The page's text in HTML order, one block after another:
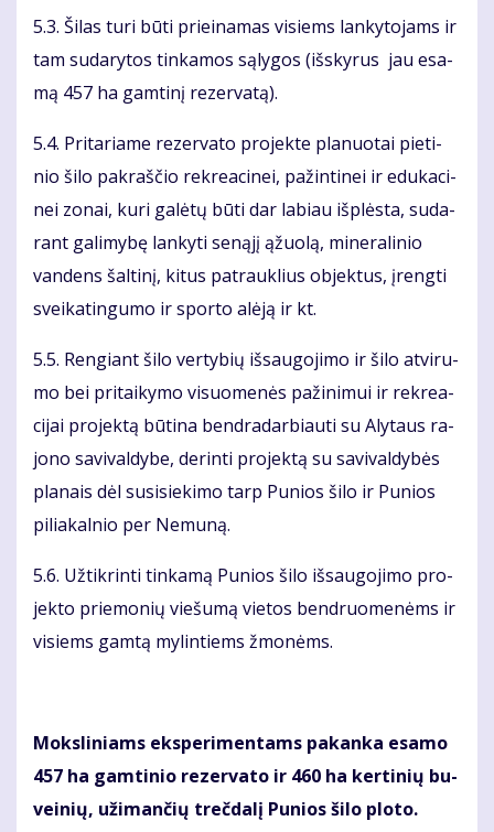
5.3. Ši­las tu­ri bū­ti pri­ei­na­mas vi­siems lan­ky­to­jams ir
tam su­da­ry­tos tin­ka­mos są­ly­gos (iš­sky­rus jau esa­
mą 457 ha gam­ti­nį re­zer­va­tą).
5.4. Pri­ta­ria­me re­zer­va­to pro­jek­te pla­nuo­tai pie­ti­
nio ši­lo pa­kraš­čio rek­re­a­ci­nei, pa­žin­ti­nei ir edu­ka­ci­
nei zo­nai, ku­ri ga­lė­tų bū­ti dar la­biau iš­plės­ta, su­da­
rant ga­li­my­bę lan­ky­ti se­ną­jį ąžuo­lą, mi­ne­ra­li­nio
van­dens šal­ti­nį, ki­tus pa­trauk­lius ob­jek­tus, įreng­ti
svei­ka­tin­gu­mo ir spor­to alė­ją ir kt.
5.5. Ren­giant ši­lo ver­ty­bių iš­sau­go­ji­mo ir ši­lo at­vi­ru­
mo bei pri­tai­ky­mo vi­suo­me­nės pa­ži­ni­mui ir rek­re­a­
ci­jai pro­jek­tą bū­ti­na ben­dra­dar­biau­ti su Aly­taus ra­
jo­no sa­vi­val­dy­be, de­rin­ti pro­jek­tą su sa­vi­val­dy­bės
pla­nais dėl su­si­sie­ki­mo tarp Pu­nios ši­lo ir Pu­nios
pi­lia­kal­nio per Ne­mu­ną.
5.6. Už­tik­rin­ti tin­ka­mą Pu­nios ši­lo iš­sau­go­ji­mo pro­
jek­to prie­mo­nių vie­šu­mą vie­tos ben­druo­me­nėms ir
vi­siems gam­tą my­lin­tiems žmo­nėms.
Moks­li­niams eks­pe­ri­men­tams pa­kan­ka esa­mo
457 ha gam­ti­nio re­zer­va­to ir 460 ha ker­ti­nių bu­
vei­nių, už­iman­čių treč­da­lį Pu­nios ši­lo plo­to.